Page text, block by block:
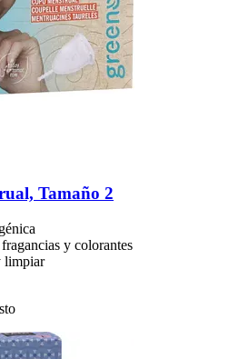
Tamaño 2
y colorantes
limpiar